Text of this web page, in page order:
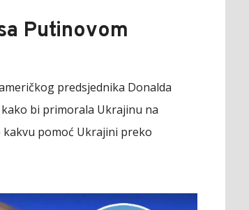
Putinovom
predsjednika Donalda
bi primorala Ukrajinu na
pomoć Ukrajini preko